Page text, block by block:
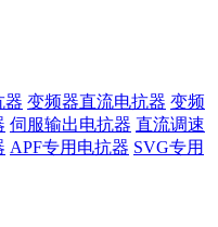
器 变频器直流电抗器 变频
伺服输出电抗器 直流调速
APF专用电抗器 SVG专用